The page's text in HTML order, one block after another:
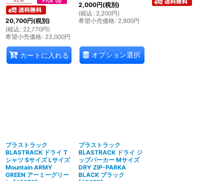
20,700円(税別)
(税込 : 22,770円)
希望小売価格: 23,000円
カートに入れる
2,000円(税別)
(税込 : 2,200円)
希望小売価格: 2,900円
オプション選択
ブラストラック
BLASTRACK ドライ T
シャツ Sサイズ Lサイズ
Mountain ARMY
GREEN アーミーグリー
ブラストラック
BLASTRACK ドライ ジ
ップパーカー Mサイズ
DRY ZIP-PARKA
BLACK ブラック